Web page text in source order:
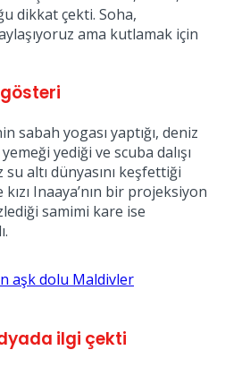
dikkat çekti. Soha,
ama kutlamak için
gösteri
sabah yogası yaptığı, deniz
yediği ve scuba dalışı
su altı dünyasını keşfettiği
Inaaya’nın bir projeksiyon
samimi kare ise
aşk dolu Maldivler
ilgi çekti